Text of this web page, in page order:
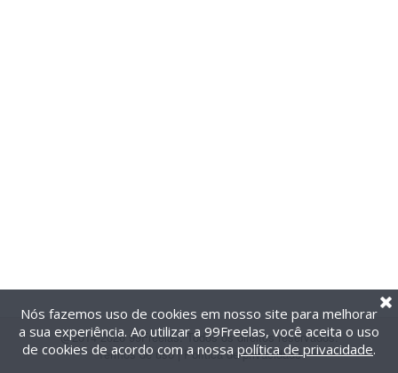
@2014-2026 99Freelas. Todos os direitos reservados.
Termos de uso| Política de privacidade
Nós fazemos uso de cookies em nosso site para melhorar
a sua experiência. Ao utilizar a 99Freelas, você aceita o uso
de cookies de acordo com a nossa política de privacidade.